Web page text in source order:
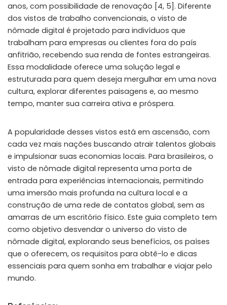
anos, com possibilidade de renovação [4, 5]. Diferente
dos vistos de trabalho convencionais, o visto de
nômade digital é projetado para indivíduos que
trabalham para empresas ou clientes fora do país
anfitrião, recebendo sua renda de fontes estrangeiras.
Essa modalidade oferece uma solução legal e
estruturada para quem deseja mergulhar em uma nova
cultura, explorar diferentes paisagens e, ao mesmo
tempo, manter sua carreira ativa e próspera.
A popularidade desses vistos está em ascensão, com
cada vez mais nações buscando atrair talentos globais
e impulsionar suas economias locais. Para brasileiros, o
visto de nômade digital representa uma porta de
entrada para experiências internacionais, permitindo
uma imersão mais profunda na cultura local e a
construção de uma rede de contatos global, sem as
amarras de um escritório físico. Este guia completo tem
como objetivo desvendar o universo do visto de
nômade digital, explorando seus benefícios, os países
que o oferecem, os requisitos para obtê-lo e dicas
essenciais para quem sonha em trabalhar e viajar pelo
mundo.